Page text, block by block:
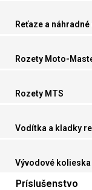
Reťaze a
Rozety Moto-
Rozety MTS
Vodítka a kladky
Vývodové kolieska
Príslušenstvo